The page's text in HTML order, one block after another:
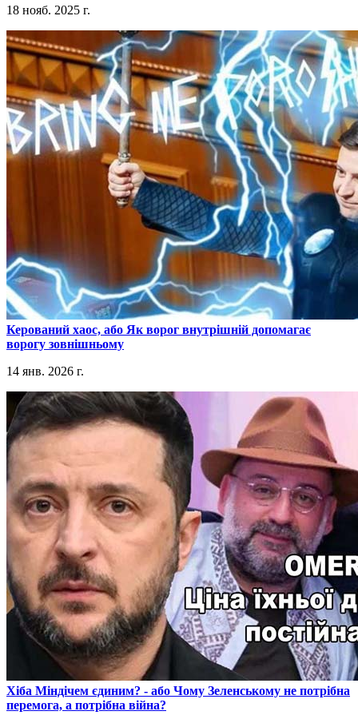
18 нояб. 2025 г.
​Керований хаос, або Як ворог внутрішній допомагає
ворогу зовнішньому
14 янв. 2026 г.
​Хіба Міндічем єдиним? - або Чому Зеленському не потрібна
перемога, а потрібна війна?